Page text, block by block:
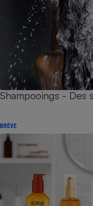
Shampooings - Des
BRÈVE